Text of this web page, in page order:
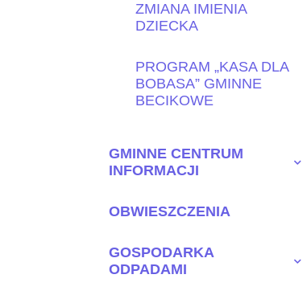
ZMIANA IMIENIA
DZIECKA
PROGRAM „KASA DLA
BOBASA” GMINNE
BECIKOWE
GMINNE CENTRUM
INFORMACJI
OBWIESZCZENIA
GOSPODARKA
ODPADAMI